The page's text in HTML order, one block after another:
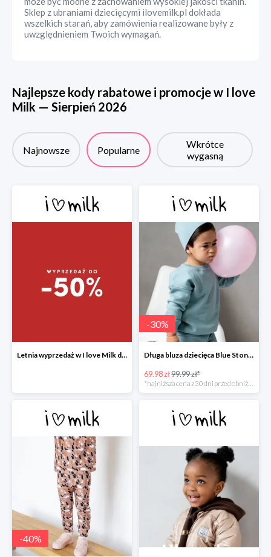
Sklep z ubraniami dziecięcymi ilovemilk.pl dokłada
wszelkich starań, aby zamówienia realizowane były z
uwzględnieniem Twoich wymagań.
Najlepsze kody rabatowe i promocje w I love
Milk — Sierpień 2026
Najnowsze Popularne
Wkrótce
wygasną
Letnia wyprzedaż w I love Milk do -50%
-30%
Długa bluza dziecięca Blue Stone ILM
69.98 zł99.99 zł*
*najniższa cena z 30 dni przed obniżką
-40%